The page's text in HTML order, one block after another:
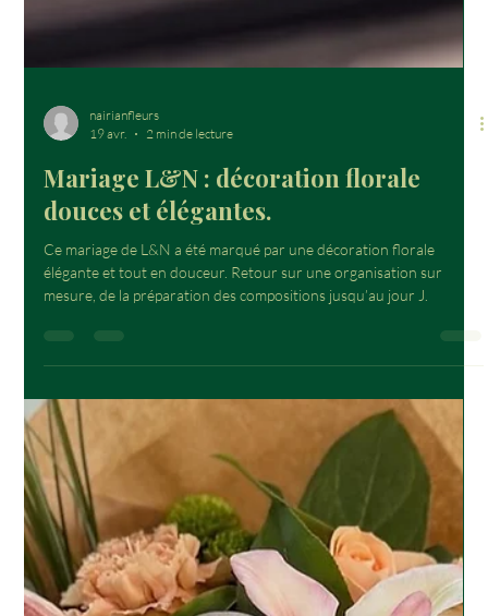
nairianfleurs
19 avr.
2 min de lecture
douces et élégantes.
Ce mariage de L&N a été marqué par une décoration florale
élégante et tout en douceur. Retour sur une organisation sur
mesure, de la préparation des compositions jusqu’au jour J.